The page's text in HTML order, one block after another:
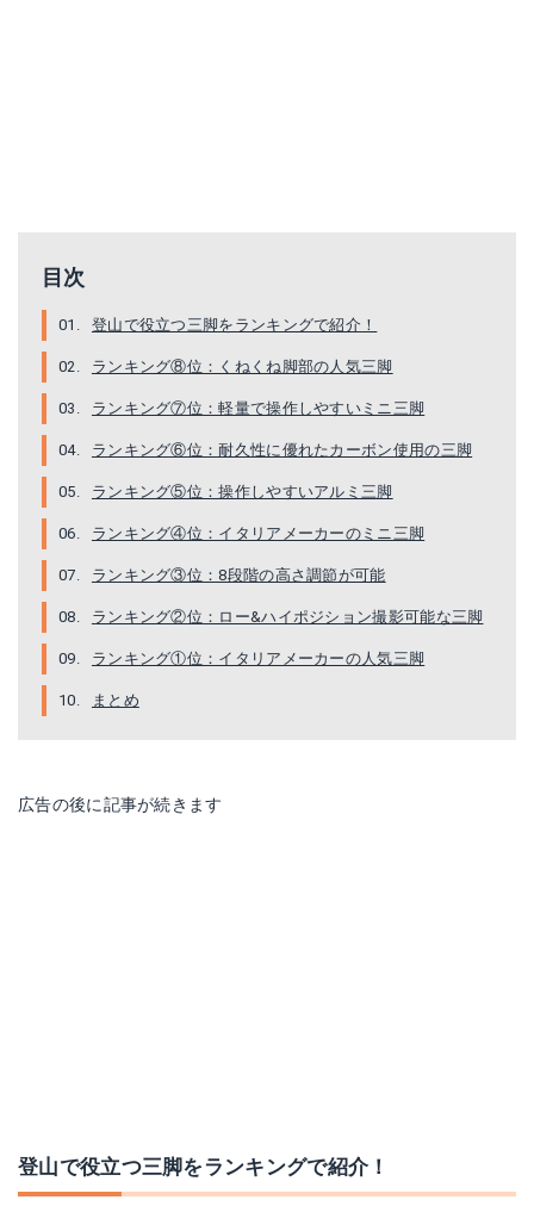
目次
登山で役立つ三脚をランキングで紹介！
ランキング⑧位：くねくね脚部の人気三脚
ランキング⑦位：軽量で操作しやすいミニ三脚
ランキング⑥位：耐久性に優れたカーボン使用の三脚
ランキング⑤位：操作しやすいアルミ三脚
ランキング④位：イタリアメーカーのミニ三脚
ランキング③位：8段階の高さ調節が可能
ランキング②位：ロー&ハイポジション撮影可能な三脚
ランキング①位：イタリアメーカーの人気三脚
まとめ
広告の後に記事が続きます
Amazonで詳細を見る
Yahoo!ショッピングで見る Yahoo!ショッピングで見る
三脚 Fotopro DIGI-204 ブラック
楽天で詳細を見る
登山で役立つ三脚をランキングで紹介！